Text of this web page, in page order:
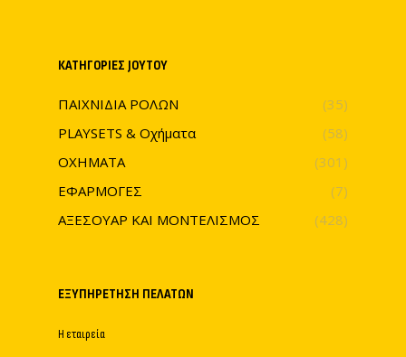
ΚΑΤΗΓΟΡΊΕΣ JOYTOY
ΠΑΙΧΝΙΔΙΑ ΡΟΛΩΝ
(35)
PLAYSETS & Οχήματα
(58)
ΟΧΗΜΑΤΑ
(301)
ΕΦΑΡΜΟΓΕΣ
(7)
ΑΞΕΣΟΥΑΡ ΚΑΙ ΜΟΝΤΕΛΙΣΜΟΣ
(428)
ΕΞΥΠΗΡΈΤΗΣΗ ΠΕΛΑΤΏΝ
Η εταιρεία